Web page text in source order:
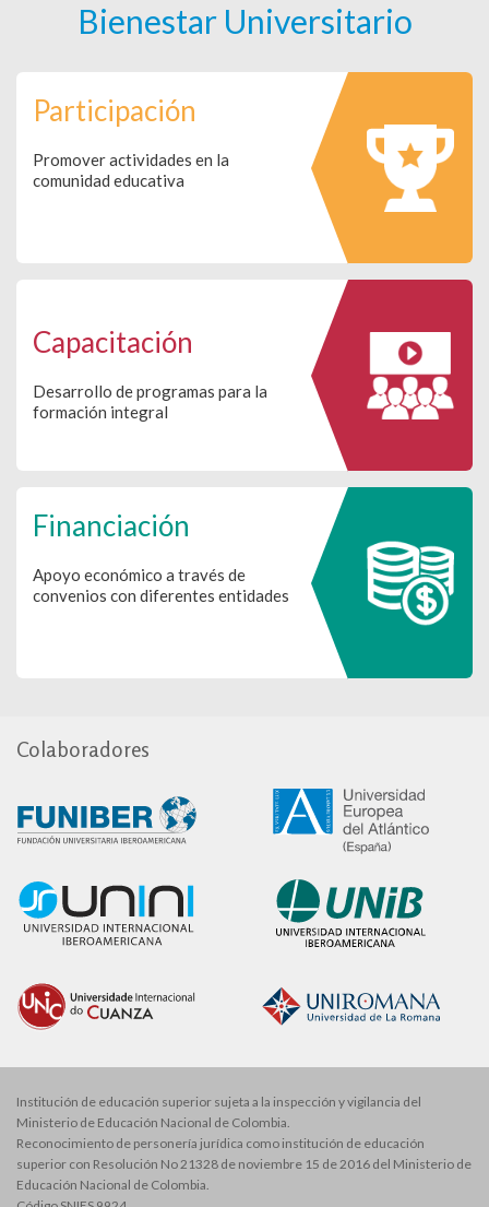
Bienestar Universitario
Participación
Promover actividades en la
comunidad educativa
Capacitación
Desarrollo de programas para la
formación integral
Financiación
Apoyo económico a través de
convenios con diferentes entidades
Colaboradores
Institución de educación superior sujeta a la inspección y vigilancia del
Ministerio de Educación Nacional de Colombia.
Reconocimiento de personería jurídica como institución de educación
superior con Resolución No 21328 de noviembre 15 de 2016 del Ministerio de
Educación Nacional de Colombia.